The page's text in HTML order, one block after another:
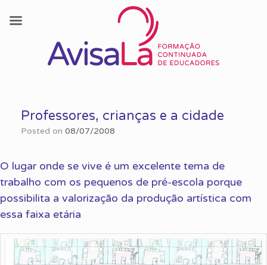
contentProfessores, crianças e a cidade
Posted on 08/07/2008
O lugar onde se vive é um excelente tema de
trabalho com os pequenos de pré-escola porque
possibilita a valorização da produção artística com
essa faixa etária